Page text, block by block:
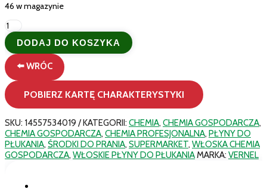
46 w magazynie
ilość
Vernel
Fresh
Control
Kwiatowa
Świeżość
–
Płyn
do
Płukania
700
ml
28
DODAJ DO KOSZYKA
⬅️ WRÓC
POBIERZ KARTĘ CHARAKTERYSTYKI
SKU: 14557534019 KATEGORII: CHEMIA, CHEMIA GOSPODARCZA,
CHEMIA GOSPODARCZA, CHEMIA PROFESJONALNA, PŁYNY DO
PŁUKANIA, ŚRODKI DO PRANIA, SUPERMARKET, WŁOSKA CHEMIA
GOSPODARCZA,WŁOSKIE PŁYNY DO PŁUKANIAMARKA:VERNEL